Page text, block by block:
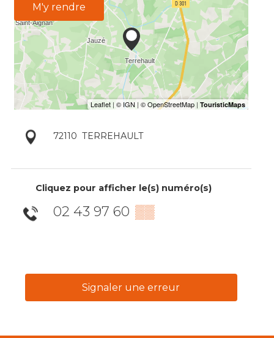
M'y rendre
72110 TERREHAULT
Cliquez pour afficher le(s) numéro(s)
02 43 97 60 ▒▒
Signaler une erreur